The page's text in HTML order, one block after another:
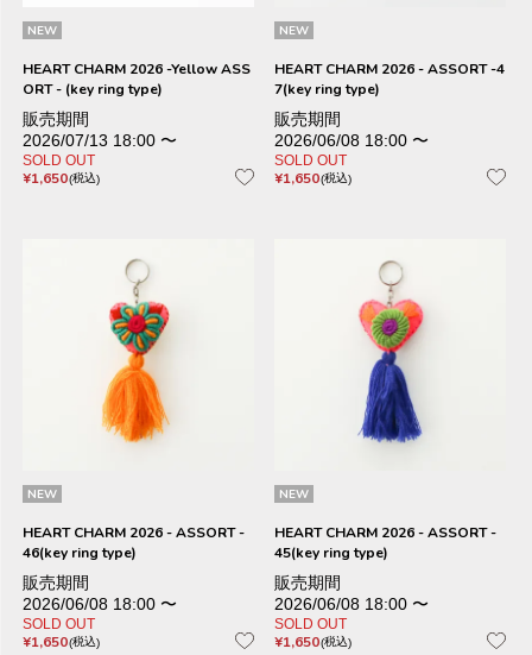
NEW
HEART CHARM 2026 -Yellow ASS
ORT - (key ring type)
販売期間
2026/07/13 18:00 〜
SOLD OUT
¥1,650 税込
NEW
HEART CHARM 2026 - ASSORT -4
7(key ring type)
販売期間
2026/06/08 18:00 〜
SOLD OUT
¥1,650 税込
NEW
HEART CHARM 2026 - ASSORT -
46(key ring type)
販売期間
2026/06/08 18:00 〜
SOLD OUT
¥1,650 税込
NEW
HEART CHARM 2026 - ASSORT -
45(key ring type)
販売期間
2026/06/08 18:00 〜
SOLD OUT
¥1,650 税込